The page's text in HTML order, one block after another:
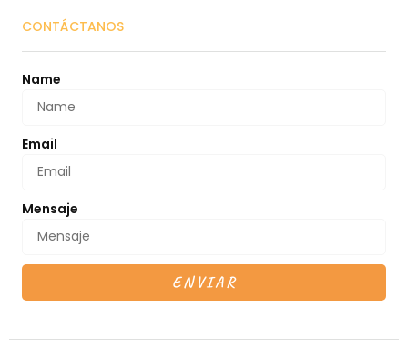
CONTÁCTANOS
Name
Email
Mensaje
ENVIAR